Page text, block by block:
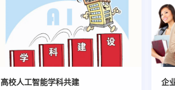
高校人工智能学科共建 企